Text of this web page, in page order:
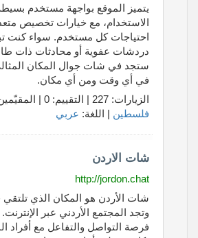
يتميز الموقع بواجهة مستخدم
الاستخدام، مع خيارات تخصيص
احتياجات كل مستخدم. سواء كنت
دردشات عفوية أو محادثات ذات
ستجد في شات جوال المكان
في أي وقت ومن أي مكان.
الزيارات: 227 | التقييم: 0 | المقيّمين: 0 | الدولة:
فلسطين | اللغة: عربي
شات الاردن
http://jordon.chat
شات الأردن هو المكان الذي تلتقي
وتجد المجتمع الأردني عبر
فرصة التواصل والتفاعل مع أفراد